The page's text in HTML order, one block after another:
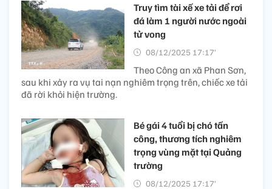
Truy tìm tài xế xe tải để rơi
đá làm 1 người nước ngoài
tử vong
08/12/2025 17:17’
Theo Công an xã Phan Sơn,
sau khi xảy ra vụ tai nạn nghiêm trọng trên, chiếc xe tải
đã rời khỏi hiện trường.
Bé gái 4 tuổi bị chó tấn
công, thương tích nghiêm
trọng vùng mặt tại Quảng
trường
08/12/2025 17:17’